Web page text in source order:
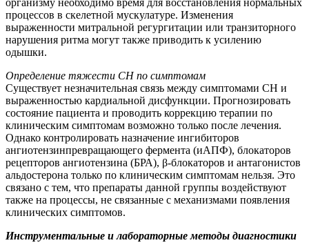
процессов в скелетной мускулатуре. Изменения
выраженности митральной регургитации или транзиторного
нарушения ритма могут также приводить к усилению
одышки.
Определение тяжести СН по симптомам
Существует незначительная связь между симптомами СН и
выраженностью кардиальной дисфункции. Прогнозировать
состояние пациента и проводить коррекцию терапии по
клиническим симптомам возможно только после лечения.
Однако контролировать назначение ингибиторов
ангиотензинпревращающего фермента (иАПФ), блокаторов
рецепторов ангиотензина (БРА), β-блокаторов и антагонистов
альдостерона только по клиническим симптомам нельзя. Это
связано с тем, что препараты данной группы воздействуют
также на процессы, не связанные с механизмами появления
клинических симптомов.
Инструментальные и лабораторные методы диагностики